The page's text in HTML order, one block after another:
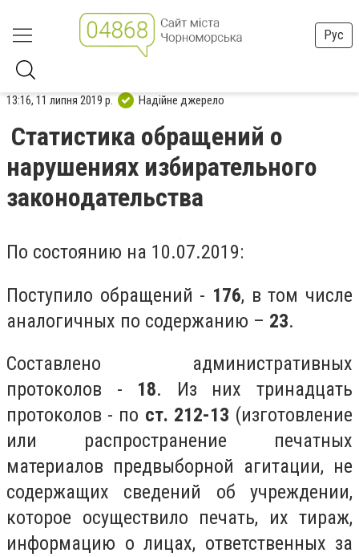
Рус
13:16, 11 липня 2019 р. Надійне джерело
Статистика обращений о
нарушениях избирательного
законодательства
По состоянию на 10.07.2019:
Поступило обращений - 176, в том числе
аналогичных по содержанию – 23.
Составлено административных
протоколов - 18. Из них тринадцать
протоколов - по ст. 212-13 (изготовление
или распространение печатных
материалов предвыборной агитации, не
содержащих сведений об учреждении,
которое осуществило печать, их тираж,
информацию о лицах, ответственных за